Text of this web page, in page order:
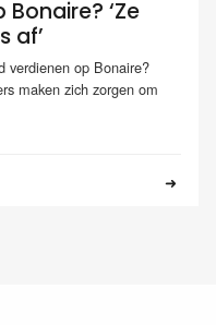
‘Ze
af’
verdienen op Bonaire?
maken zich zorgen om